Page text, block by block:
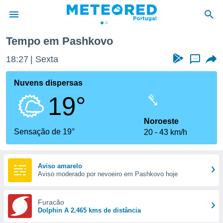
da
foi
fornecidas
a este
das
e
forma
digital
Tempo em Pashkovo
18:27 Sexta ...
Nuvens dispersas
19°
Sensação de 19°
Noroeste
20
43 km/h
Aviso amarelo
Aviso moderado por nevoeiro em Pashkovo hoje
Furacão
Dolphin A 2.465 kms de distância